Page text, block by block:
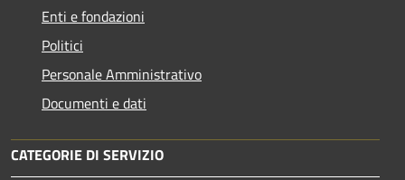
Enti e fondazioni
Politici
Personale Amministrativo
Documenti e dati
CATEGORIE DI SERVIZIO